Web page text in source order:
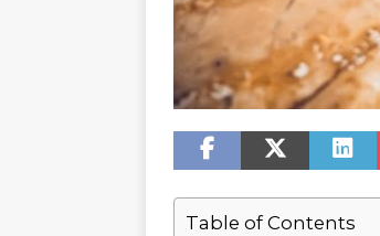
Table of Contents